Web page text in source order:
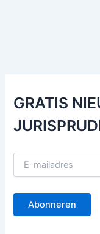
GRATIS
E
a
l
Abonneren